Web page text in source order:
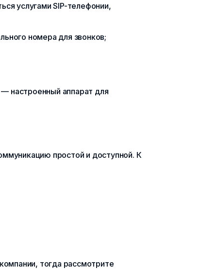
услугами SIP-телефонии,
номера для звонков;
настроенный аппарат для
простой и доступной. К
тогда рассмотрите